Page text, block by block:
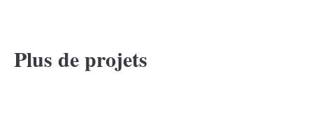
Plus de projets